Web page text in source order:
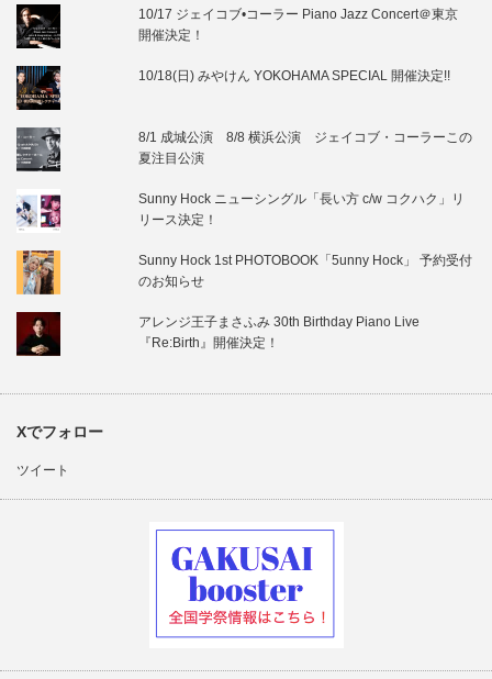
10/17 ジェイコブ•コーラー Piano Jazz Concert＠東京
開催決定！
10/18(日) みやけん YOKOHAMA SPECIAL 開催決定!!
8/1 成城公演 8/8 横浜公演 ジェイコブ・コーラーこの
夏注目公演
Sunny Hock ニューシングル「長い方 c/w コクハク」リ
リース決定！
Sunny Hock 1st PHOTOBOOK「5unny Hock」 予約受付
のお知らせ
アレンジ王子まさふみ 30th Birthday Piano Live
『Re:Birth』開催決定！
Xでフォロー
ツイート